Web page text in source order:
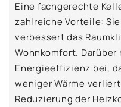
Eine fachgerechte
zahlreiche Vorteile:
verbessert das
Wohnkomfort.
Energieeffizienz bei,
weniger Wärme
Reduzierung der